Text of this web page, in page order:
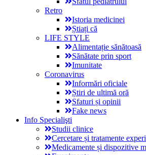
Retro
Istoria medicinei
Știați că
LIFE STYLE
Alimentație sănătoasă
Sănătate prin sport
Imunitate
Coronavirus
Informări oficiale
Știri de ultimă oră
Sfaturi și opinii
Fake news
Info Specialişti
Studii clinice
Cercetare și tratamente
Medicamente și dispozitive